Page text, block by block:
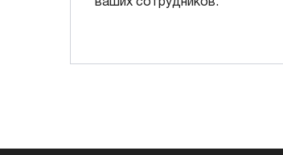
ваших сотрудников.